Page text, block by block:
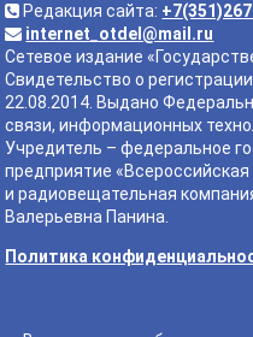
Редакция сайта:
internet_otdel@mail.ru
Сетевое издание
Свидетельство о
22.08.2014. Выдано
связи, информационных
Учредитель – федеральное
предприятие
и радиовещательная
Валерьевна Панина.
Политика